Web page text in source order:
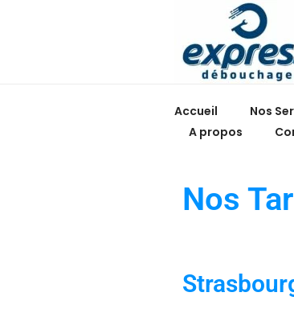
Accueil Nos
A propos
Nos